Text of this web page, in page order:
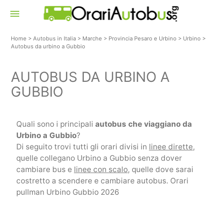
menu
Home >Autobus in Italia > Marche > Provincia Pesaro e Urbino > Urbino >
Autobus da urbino a Gubbio
AUTOBUS DA URBINO A
GUBBIO
Quali sono i principali autobus che viaggiano da
Urbino a Gubbio?
Di seguito trovi tutti gli orari divisi in linee dirette,
quelle collegano Urbino a Gubbio senza dover
cambiare bus e linee con scalo, quelle dove sarai
costretto a scendere e cambiare autobus. Orari
pullman Urbino Gubbio 2026